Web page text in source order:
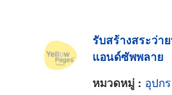
รับสร้างสระว่า
แอนด์ซัพพลาย
หมวดหมู่ : อุปก